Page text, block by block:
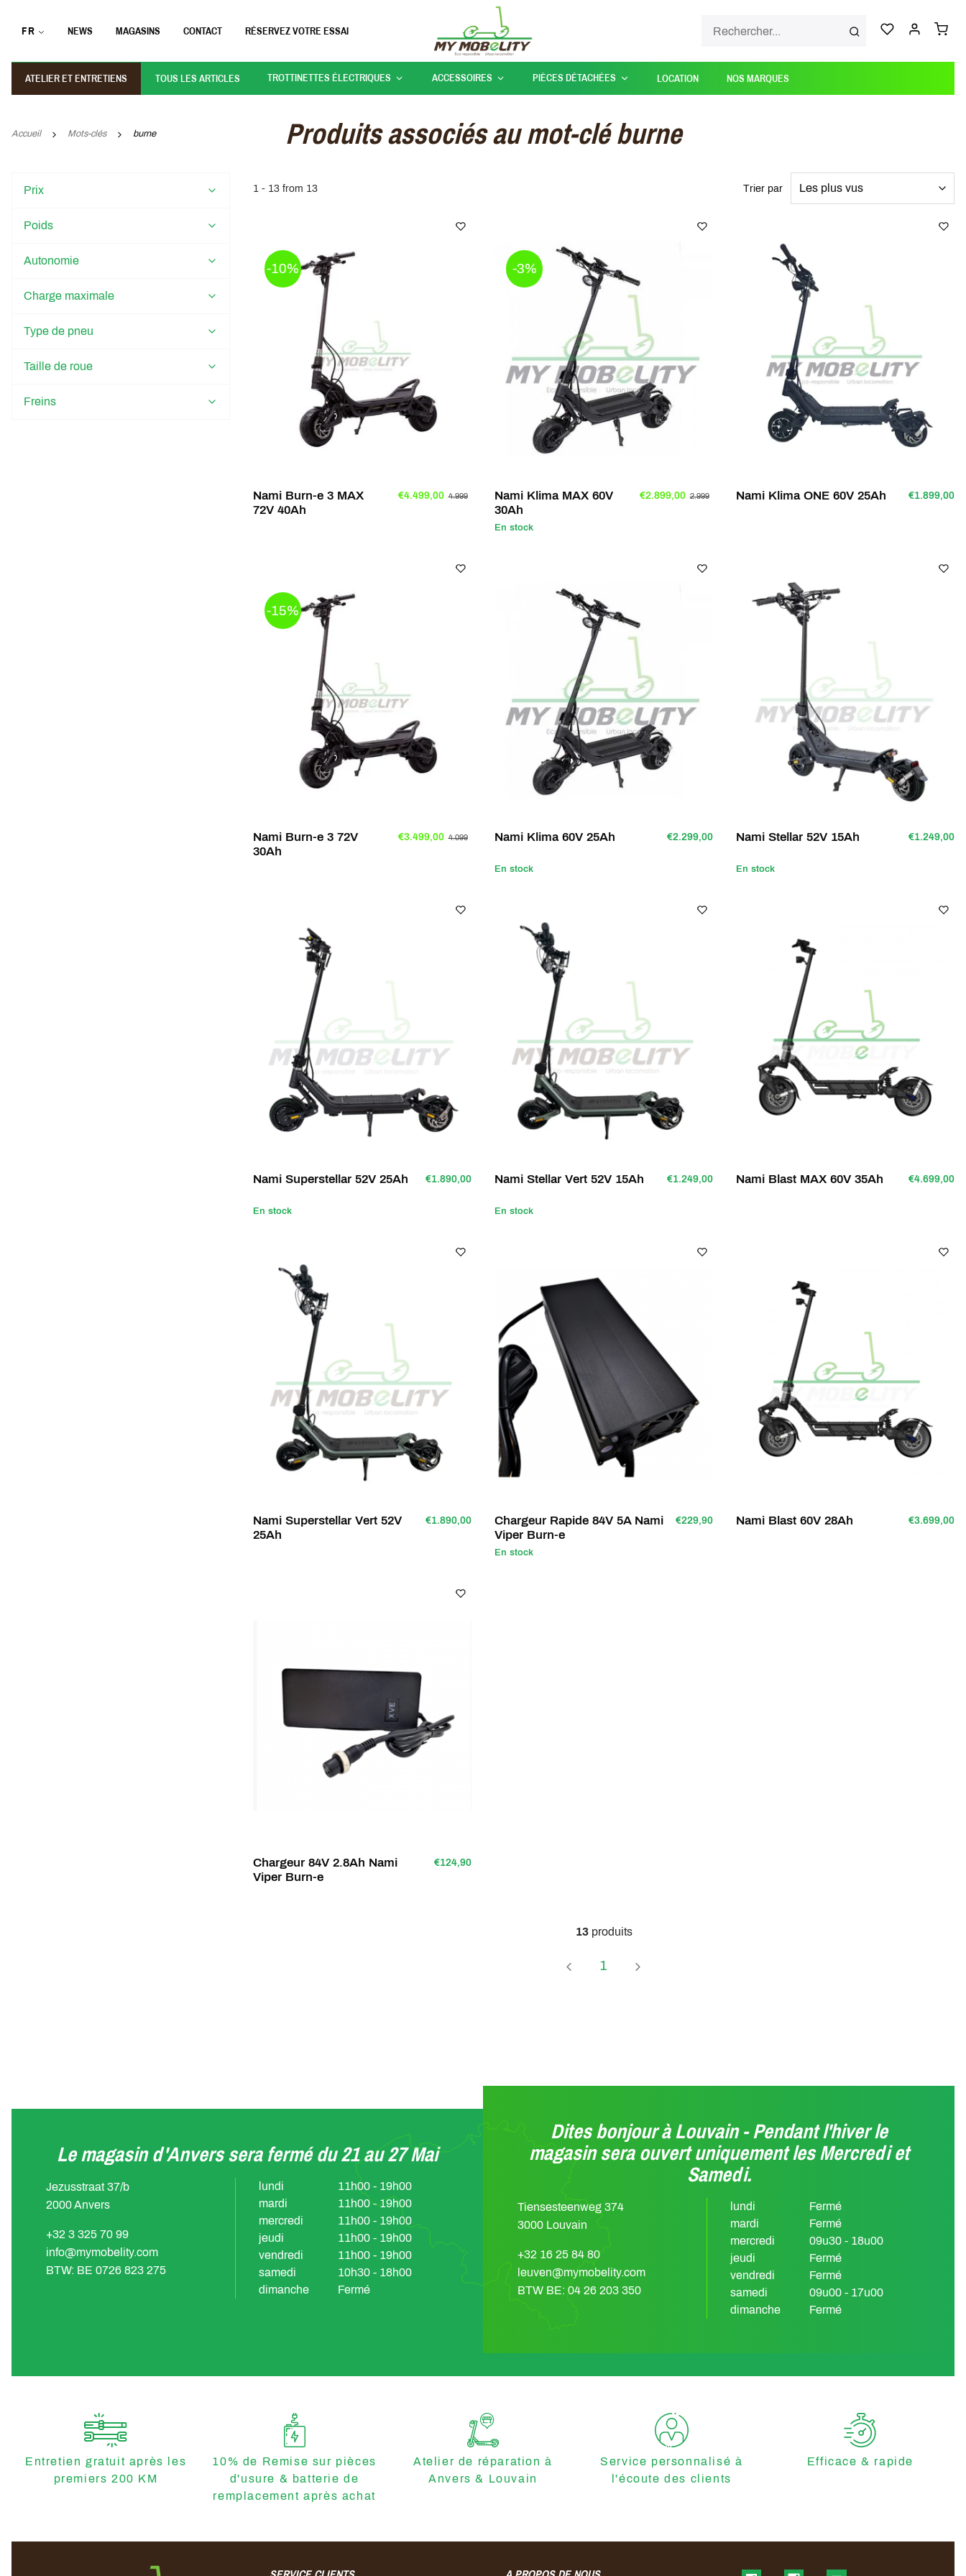
FR NEWS MAGASINS CONTACT RÉSERVEZ VOTRE ESSAI
ATELIER ET ENTRETIENS TOUS LES ARTICLES TROTTINETTES ÉLECTRIQUES ACCESSOIRES PIÈCES DÉTACHÉES LOCATION NOS MARQUES
Accueil Mots-clés burne Produits associés au mot-clé burne
Prix
Poids
Autonomie
Charge maximale
Type de pneu
Taille de roue
Freins
1 - 13 from 13 Trier par
-10%
Nami Burn-e 3 MAX
72V 40Ah
€4.499,00 4.999
-3%
Nami Klima MAX 60V
30Ah
€2.899,00 2.999
En stock
Nami Klima ONE 60V 25Ah €1.899,00
-15%
Nami Burn-e 3 72V
30Ah
€3.499,00 4.099 Nami Klima 60V 25Ah €2.299,00
En stock
Nami Stellar 52V 15Ah €1.249,00
En stock
Nami Superstellar 52V 25Ah €1.890,00
En stock
Nami Stellar Vert 52V 15Ah €1.249,00
En stock
Nami Blast MAX 60V 35Ah €4.699,00
Nami Superstellar Vert 52V
25Ah
€1.890,00
Chargeur Rapide 84V 5A Nami
Viper Burn-e
€229,90
En stock
Nami Blast 60V 28Ah €3.699,00
Chargeur 84V 2.8Ah Nami
Viper Burn-e
€124,90
Page
1
13produits
Le magasin d'Anvers sera fermé du 21 au 27 Mai
Jezusstraat 37/b
2000 Anvers
+32 3 325 70 99
info@mymobelity.com
BTW: BE 0726 823 275
lundi
11h00 - 19h00
mardi
11h00 - 19h00
mercredi
11h00 - 19h00
jeudi
11h00 - 19h00
vendredi
11h00 - 19h00
samedi
10h30 - 18h00
dimanche
Fermé
Dites bonjour à Louvain - Pendant l'hiver le
magasin sera ouvert uniquement les Mercredi et
Samedi.
Tiensesteenweg 374
3000 Louvain
+32 16 25 84 80
leuven@mymobelity.com
BTW BE: 04 26 203 350
lundi
Fermé
mardi
Fermé
mercredi
09u30 - 18u00
jeudi
Fermé
vendredi
Fermé
samedi
09u00 - 17u00
dimanche
Fermé
Entretien gratuit après les
premiers 200 KM
10% de Remise sur pièces
d'usure & batterie de
remplacement après achat
Atelier de réparation à
Anvers & Louvain
Service personnalisé à
l'écoute des clients
Efficace & rapide